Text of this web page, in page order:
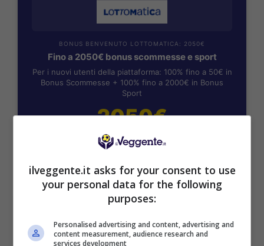
BONUS BENVENUTO LOTTOMATICA: 2050€
Fino a 2050€ bonus scommesse e sport
Per i nuovi utenti della piattaforma: 100% fino a 50€ in
Bonus Scommesse + 100% fino a 2000€ in Bonus
Sport
2050€
VERIFICA
Mostra Informazioni
SNAI
ilveggente.it asks for your consent to use
your personal data for the following
purposes:
Personalised advertising and content, advertising and
content measurement, audience research and
services development